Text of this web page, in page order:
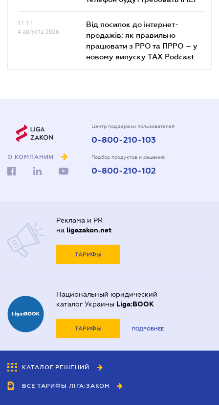
11.11
4 августа 2026
Від посилок до інтернет-
продажів: як правильно
працювати з РРО та ПРРО – у
новому випуску TAX Podcast
О КОМПАНИИ
Центр поддержки пользователей
0-800-210-103
Подбор продуктов и решений
0-800-210-102
Реклама и PR
на ligazakon.net
ТАРИФЫ
Национальный юридический
каталог Украины Liga:BOOK
ТАРИФЫ ПОДРОБНЕЕ
КАТАЛОГ РЕШЕНИЙ
ВСЕ ТАРИФЫ ЛІГА:ЗАКОН